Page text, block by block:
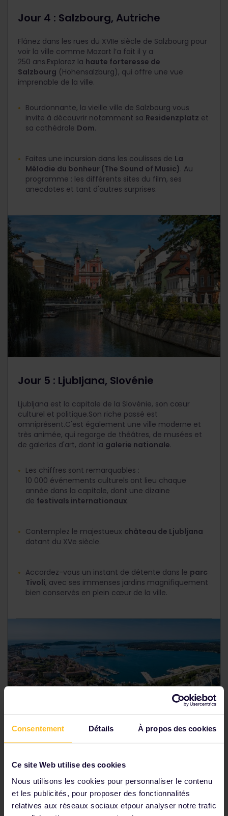
Consentement Détails À propos des cookies
Ce site Web utilise des cookies
Nous utilisons les cookies pour personnaliser le contenu
et les publicités, pour proposer des fonctionnalités
relatives aux réseaux sociaux etpour analyser notre trafic
Jour 4 : Salzbourg, Autriche
Flânez dans les rues du XVIIe siècle de Salzbourg pour
voir la ville comme Mozart l’a fait il y a
250 ans.Explorez la haute forteresse de
Salzbourg (Hohensalzburg), qui offre une vue
imprenable de la ville.
Bourdonnante, la vieille ville de Salzbourg vous
invite à découvrir notamment sa Residenzplatz et
sa cathédrale Dom.
Faites une incursion dans les coulisses de La
Mélodie du bonheur (The Sound of Music). Au
programme : les différents sites du film, ses
anecdotes et tant d'autres surprises.
Jour 5 : Ljubljana, Slovénie
Ljubljana est la capitale de la Slovénie, son cœur
culturel et politique.Son riche passé est
omniprésent.C'est également une ville moderne et
très animée, qui regorge de théâtres, de musées et
de galeries d'art, dont la galerie nationale.
Les chiffres sont remarquables :
10 000 événements culturels ont lieu chaque
année dans la capitale, dont une dizaine
de festivals internationaux.
Contemplez le majestueux château de Ljubljana
datant du XVe siècle.
Accordez-vous un instant de détente dans le parc
Tivoli, avec ses immenses jardins magnifiquement
bien conservés en plein cœur de la ville.
Jours 6 et 7 : Pula, Croatie
Pula est le joyau caché de la Croatie. Cette ville
côtière abrite l'un des derniers colisées romains